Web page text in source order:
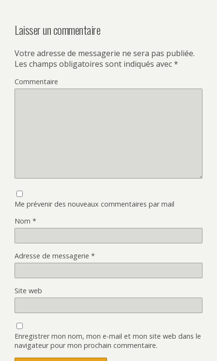
Laisser un commentaire
Votre adresse de messagerie ne sera pas publiée.
Les champs obligatoires sont indiqués avec*
Commentaire
Me prévenir des nouveaux commentaires par mail
Nom *
Adresse de messagerie *
Site web
Enregistrer mon nom, mon e-mail et mon site web dans le
navigateur pour mon prochain commentaire.